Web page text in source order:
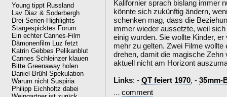
Young tippt Russland
Lav Diaz & Soderbergh
Drei Serien-Highlights
Stargespicktes Forum
Ein echter Cannes-Film
Dämonenfilm Luz fetzt
Katrin Gebbes Pelikanblut
Cannes Schleinzer klauen
Bitte Greenaway holen
Daniel-Brühl-Spekulation
Warum nicht Suspiria
Philipp Eichholtz dabei
Kalifornier sprach bislang immer
könnte sich zukünftig ändern,
schenken mag, dass die
immer wieder aussetzte, weil
einig wurden. Sie wollte Kinder,
mehr zu gelten. Zwei Filme
drehen, damit die magische
aktuell nicht am Horizont
Links: - QT feiert 1970, - 35mm-
... comment